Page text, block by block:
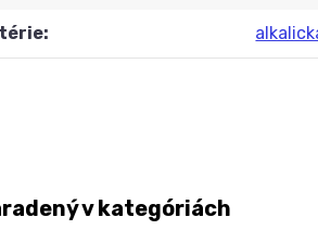
v kategóriách